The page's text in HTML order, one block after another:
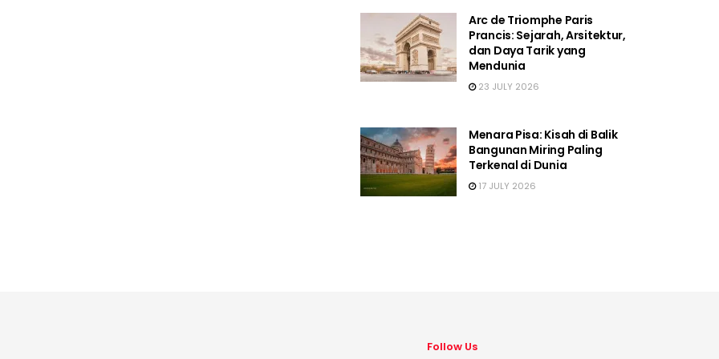
Arc de Triomphe Paris
Prancis: Sejarah, Arsitektur,
dan Daya Tarik yang
Mendunia
23 JULY 2026
Menara Pisa: Kisah di Balik
Bangunan Miring Paling
Terkenal di Dunia
17 JULY 2026
Follow Us